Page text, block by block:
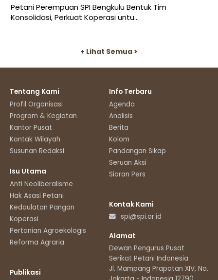
Petani Perempuan SPI Bengkulu Bentuk Tim
Konsolidasi, Perkuat Koperasi untu...
+ Lihat Semua >
Tentang Kami
Profil Organisasi
Program & Kegiatan
Kantor Pusat
Kontak Wilayah
Susunan Redaksi
Isu Utama
Anti Neoliberalisme
Hak Asasi Petani
Kedaulatan Pangan
Koperasi
Pertanian Agroekologis
Reforma Agraria
Publikasi
Info Terbaru
Agenda
Analisis
Berita
Kolom
Pandangan Sikap
Seruan Aksi
Siaran Pers
Kontak Kami
spi@spi.or.id
Alamat
Dewan Pengurus Pusat
Serikat Petani Indonesia
Jl. Mampang Prapatan XIV, No.11